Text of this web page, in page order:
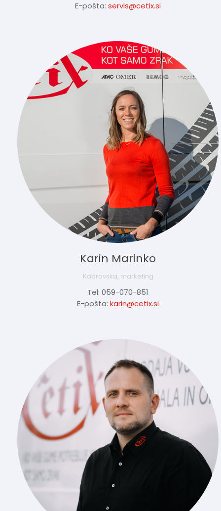
E-pošta: servis@cetix.si
Karin Marinko
Kadrovska, marketing
Tel: 059-070-851
E-pošta: karin@cetix.si